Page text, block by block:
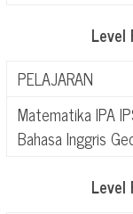
Level
PELAJARAN
Matematika IPA
Bahasa Inggris
Level